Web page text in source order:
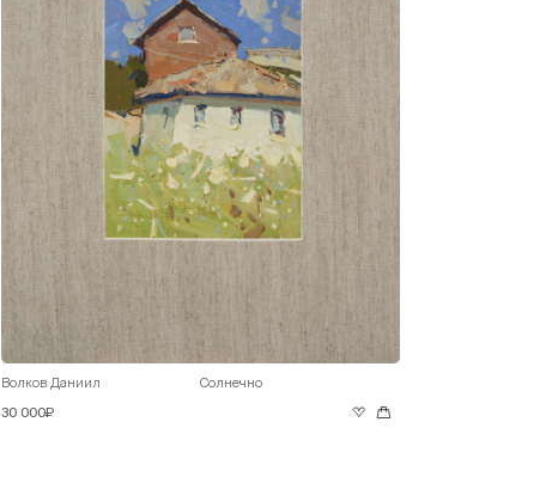
Волков Даниил Солнечно
30 000₽